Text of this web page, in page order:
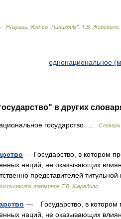
— Назрань: Изд-во "Пилигрим". Т.В Жеребило
однонациональное
в других
государство …
— Государство, в котором
наций, не оказывающих
представителей
терминов Т.В. Жеребило
— Государство, в котором
наций, не оказывающих